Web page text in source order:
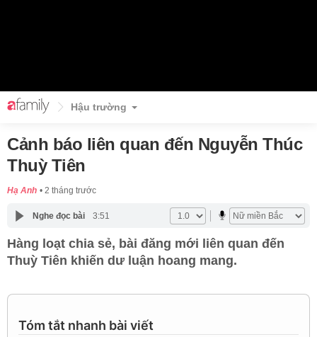
Hậu trường
Cảnh báo liên quan đến Nguyễn Thúc
Thuỳ Tiên
Hạ Anh 2 tháng trước
Nghe đọc bài 3:51
Hàng loạt chia sẻ, bài đăng mới liên quan đến
Thuỳ Tiên khiến dư luận hoang mang.
Tóm tắt nhanh bài viết